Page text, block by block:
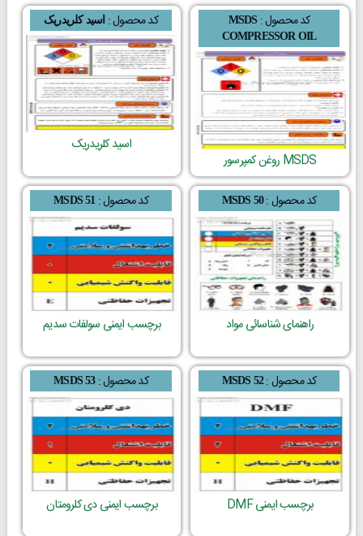
کد محصول : MSDS
COMPRESSOR OIL
MSDS روغن کمپرسور
کد محصول :اسید کلریدریک
اسید کلریدریک
کد محصول :MSDS 50
راهنمای شناسائی مواد
کد محصول :MSDS 51
برچسب ایمنی سولفات سدیم
کد محصول :MSDS 52
برچسب ایمنی DMF
کد محصول :MSDS 53
برچسب ایمنی دی کلرومتان